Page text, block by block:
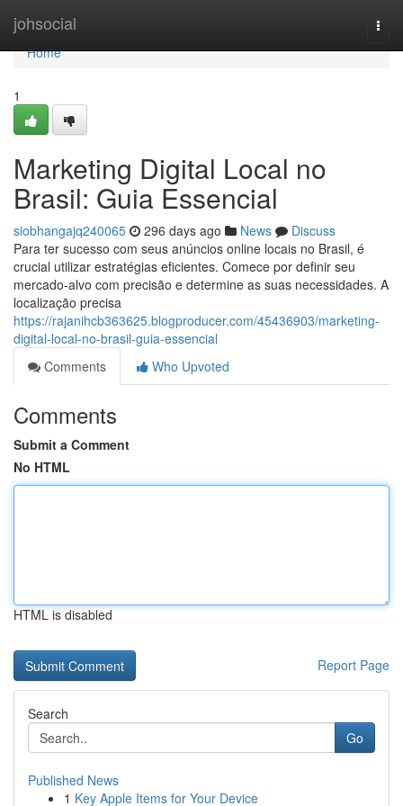
johsocial
Home
Home
1
Marketing Digital Local no
Brasil: Guia Essencial
siobhangajq240065 296 days ago News
Discuss
Para ter sucesso com seus anúncios online locais no Brasil, é
crucial utilizar estratégias eficientes. Comece por definir seu
mercado-alvo com precisão e determine as suas necessidades. A
localização precisa
https://rajanihcb363625.blogproducer.com/45436903/marketing-
digital-local-no-brasil-guia-essencial
Comments
Who Upvoted
Comments
Submit a Comment
No HTML
HTML is disabled
Report Page
Search
Go
Published News
1 Key Apple Items for Your Device